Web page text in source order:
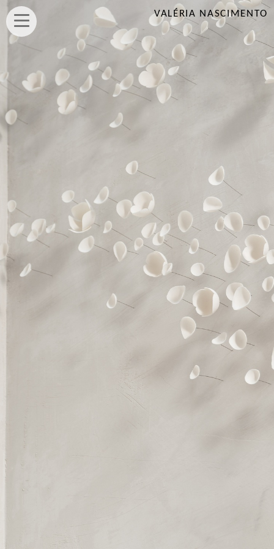
VALÉRIA NASCIMENTO